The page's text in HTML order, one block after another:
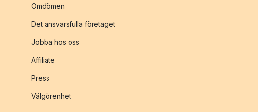
Omdömen
Det ansvarsfulla företaget
Jobba hos oss
Affiliate
Press
Välgörenhet